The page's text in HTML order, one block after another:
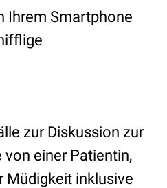
Ihrem Smartphone
zur Diskussion zur
einer Patientin,
Müdigkeit inklusive